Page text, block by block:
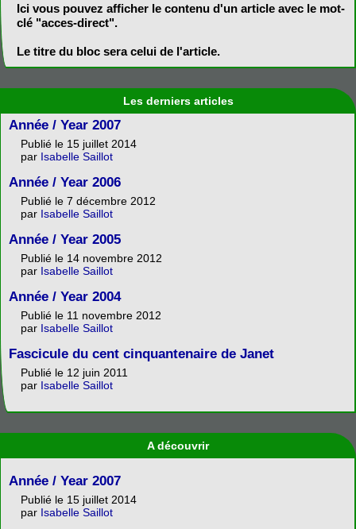
Ici vous pouvez afficher le contenu d'un article avec le mot-
clé "acces-direct".
Le titre du bloc sera celui de l'article.
Les derniers articles
Année / Year 2007
Publié le 15 juillet 2014
par Isabelle Saillot
Année / Year 2006
Publié le 7 décembre 2012
par Isabelle Saillot
Année / Year 2005
Publié le 14 novembre 2012
par Isabelle Saillot
Année / Year 2004
Publié le 11 novembre 2012
par Isabelle Saillot
Fascicule du cent cinquantenaire de Janet
Publié le 12 juin 2011
par Isabelle Saillot
A découvrir
Année / Year 2007
Publié le 15 juillet 2014
par Isabelle Saillot